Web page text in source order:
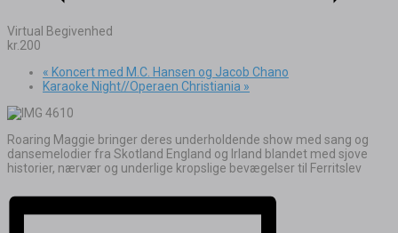
Virtual Begivenhed
kr.200
« Koncert med M.C. Hansen og Jacob Chano
Karaoke Night//Operaen Christiania »
Roaring Maggie bringer deres underholdende show med sang og
dansemelodier fra Skotland England og Irland blandet med sjove
historier, nærvær og underlige kropslige bevægelser til Ferritslev